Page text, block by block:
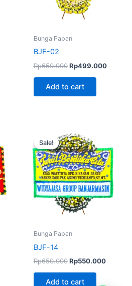
Bunga Papan
BJF-02
Rp650.000 Rp499.000
Add to cart
Sale!
Sale!
Bunga Papan
BJF-14
Rp650.000
price
was:
Rp650.000.
Rp550.000
is:
Add to cart